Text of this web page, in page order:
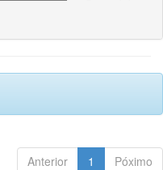
Anterior 1 Póximo